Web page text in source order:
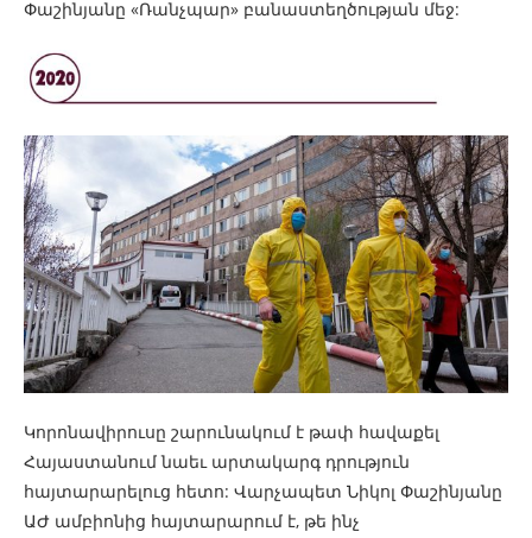
Փաշինյանը «Ռանչպար» բանաստեղծության մեջ:
Կորոնավիրուսը շարունակում է թափ հավաքել
Հայաստանում նաեւ արտակարգ դրություն
հայտարարելուց հետո: Վարչապետ Նիկոլ Փաշինյանը
ԱԺ ամբիոնից հայտարարում է, թե ինչ